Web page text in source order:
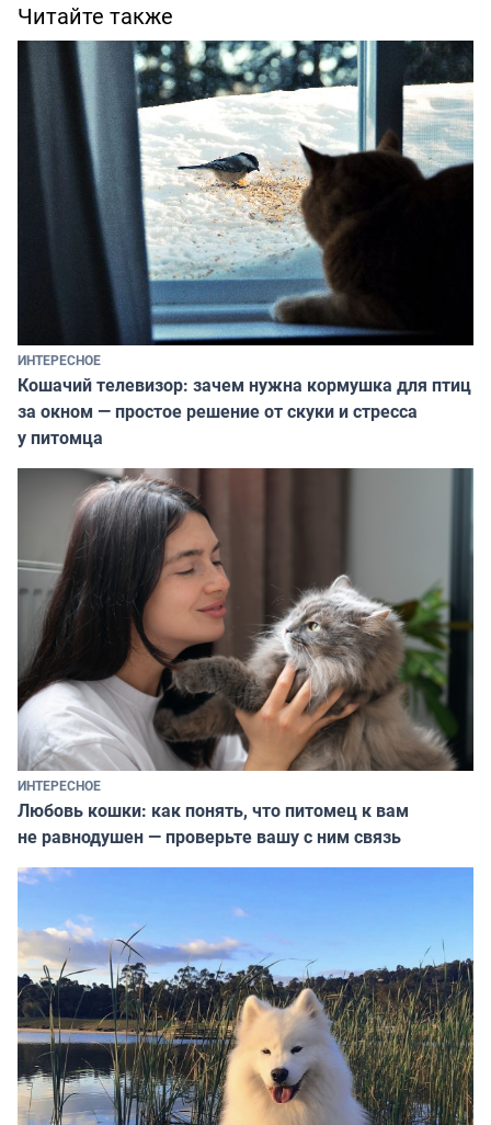
Читайте также
ИНТЕРЕСНОЕ
Кошачий телевизор: зачем нужна кормушка для птиц
за окном — простое решение от скуки и стресса
у питомца
ИНТЕРЕСНОЕ
Любовь кошки: как понять, что питомец к вам
не равнодушен — проверьте вашу с ним связь